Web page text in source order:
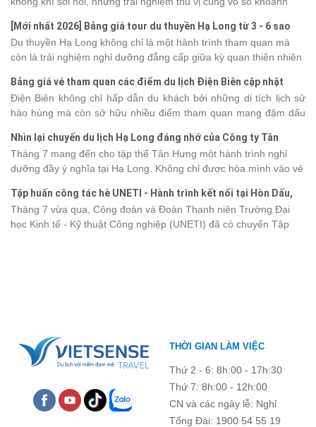
phút giây đồng hành bên nhau, tất cả đã tạo nên một chuyến đi
tràn đầy cảm xúc và dấu ấn khó quên.
[Mới nhất 2026] Bảng giá tour du thuyền Hạ Long từ 3 - 6 sao
Du thuyền Hạ Long không chỉ là một hành trình tham quan mà
còn là trải nghiệm nghỉ dưỡng đẳng cấp giữa kỳ quan thiên nhiên
khác nhau, khiến nhiều du khách băn khoăn khi lựa chọn. Bài viết
dưới đây sẽ cập nhật bảng giá tour du thuyền Hạ Long mới nhất
2026 từ 3 - 6 sao, giúp bạn dễ dàng so sánh và tìm được hành
trình phù hợp với nhu cầu cũng như ngân sách.
Bảng giá vé tham quan các điểm du lịch Điện Biên cập nhật
2026
Điện Biên không chỉ hấp dẫn du khách bởi những di tích lịch sử
hào hùng mà còn sở hữu nhiều điểm tham quan mang đậm dấu
phá vùng đất này, việc cập nhật trước giá vé sẽ giúp bạn chủ
động hơn trong lịch trình và chi phí. Cùng Vietsense Travel tham
khảo bảng giá vé tham quan các điểm du lịch Điện Biênmới nhất
năm 2026 ngay dưới đây.
Nhìn lại chuyến du lịch Hạ Long đáng nhớ của Công ty Tân
Hưng 2026
Tháng 7 mang đến cho tập thể Tân Hưng một hành trình nghỉ
dưỡng đầy ý nghĩa tại Hạ Long. Không chỉ được hòa mình vào vẻ
kết, sẻ chia và lưu giữ nhiều khoảnh khắc đáng nhớ. Hãy cùng
nhìn lại chuyến đi ngập tràn niềm vui và những trải nghiệm khó
quên.
Tập huấn công tác hè UNETI - Hành trình kết nối tại Hòn Dấu,
Đồ Sơn
Tháng 7 vừa qua, Công đoàn và Đoàn Thanh niên Trường Đại
học Kinh tế - Kỹ thuật Công nghiệp (UNETI) đã có chuyến Tập
THỜI GIAN LÀM VIỆC
Thứ 2 - 6: 8h:00 - 17h:30
Thứ 7: 8h:00 - 12h:00
CN và các ngày lễ: Nghỉ
Tổng Đài: 1900 54 55 19